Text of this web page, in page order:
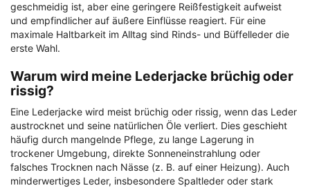
geschmeidig ist, aber eine geringere Reißfestigkeit aufweist
und empfindlicher auf äußere Einflüsse reagiert. Für eine
maximale Haltbarkeit im Alltag sind Rinds- und Büffelleder die
erste Wahl.
Warum wird meine Lederjacke brüchig oder
rissig?
Eine Lederjacke wird meist brüchig oder rissig, wenn das Leder
austrocknet und seine natürlichen Öle verliert. Dies geschieht
häufig durch mangelnde Pflege, zu lange Lagerung in
trockener Umgebung, direkte Sonneneinstrahlung oder
falsches Trocknen nach Nässe (z. B. auf einer Heizung). Auch
minderwertiges Leder, insbesondere Spaltleder oder stark